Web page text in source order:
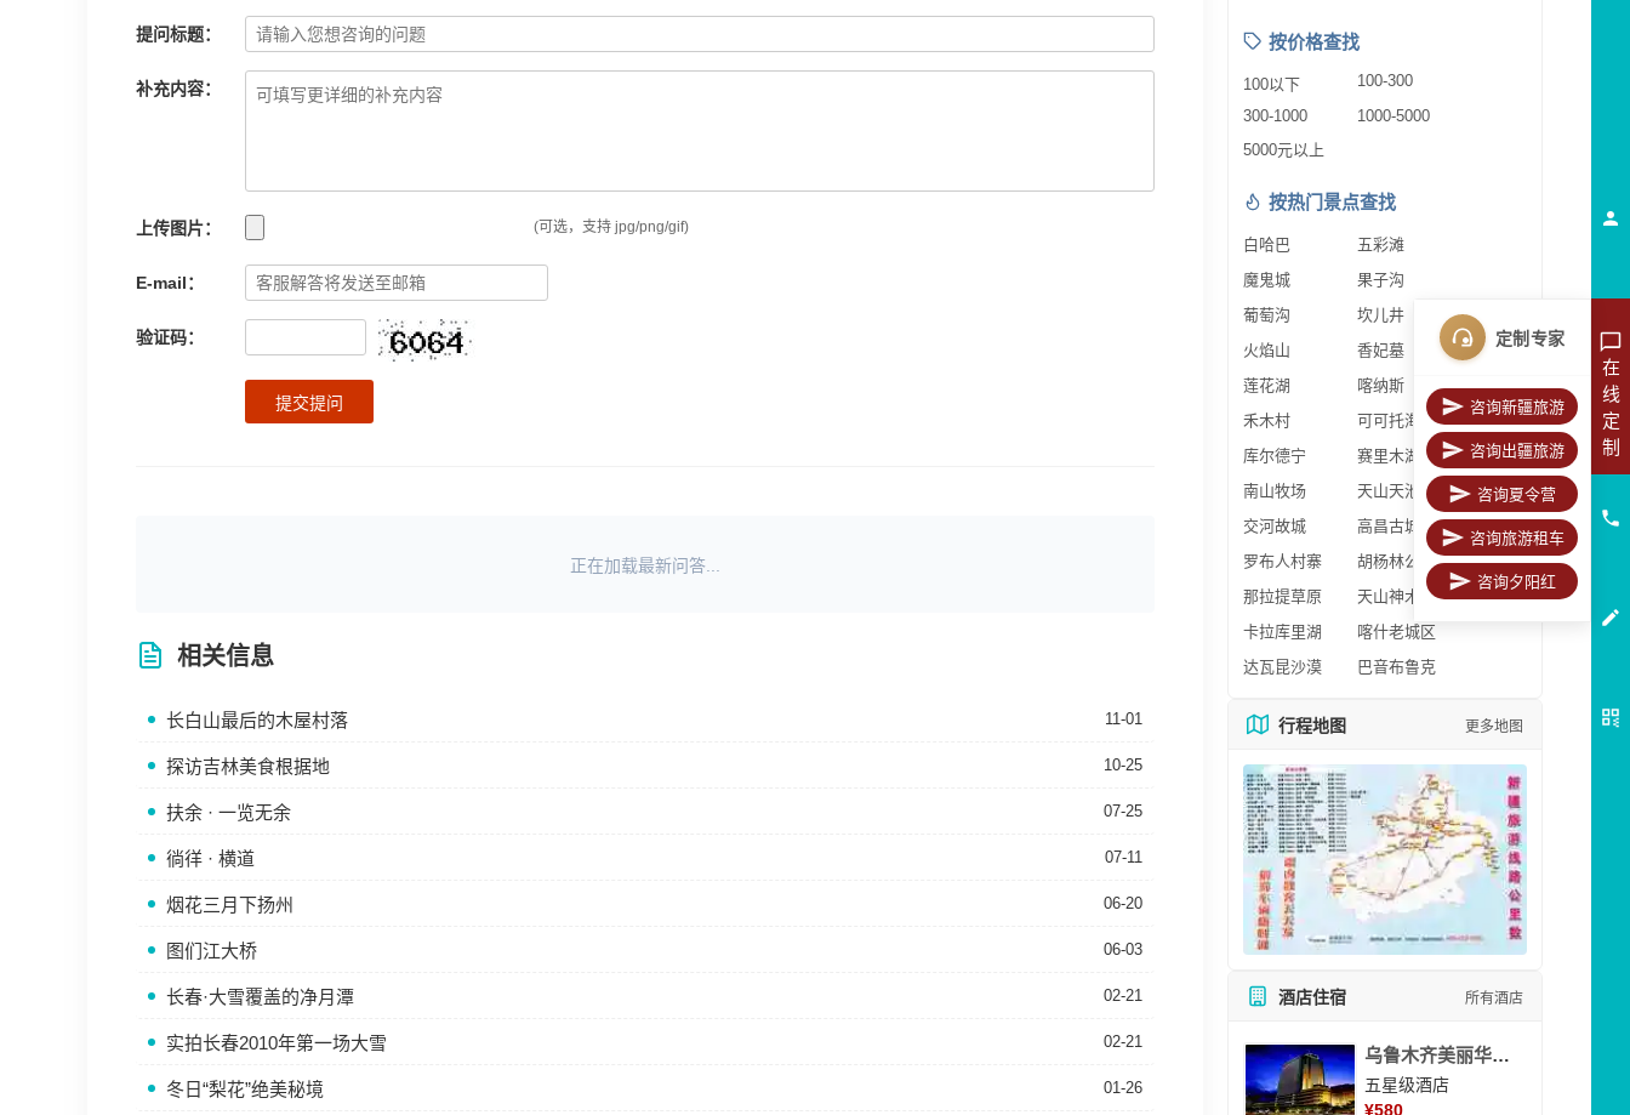
提问标题：
补充内容：
上传图片： (可选，支持 jpg/png/gif)
E-mail：
验证码：
提交提问
正在加载最新问答...
相关信息
长白山最后的木屋村落 11-01
探访吉林美食根据地 10-25
扶余 · 一览无余 07-25
徜徉 · 横道 07-11
烟花三月下扬州 06-20
图们江大桥 06-03
长春·大雪覆盖的净月潭 02-21
实拍长春2010年第一场大雪 02-21
冬日“梨花”绝美秘境 01-26
按价格查找
100以下
100-300
300-1000
1000-5000
5000元以上
按热门景点查找
白哈巴
五彩滩
魔鬼城
果子沟
葡萄沟
坎儿井
火焰山
香妃墓
莲花湖
喀纳斯
禾木村
可可托海
库尔德宁
赛里木湖
南山牧场
天山天池
交河故城
高昌古城
罗布人村寨
胡杨林公园
那拉提草原
天山神木园
卡拉库里湖
喀什老城区
达瓦昆沙漠
巴音布鲁克
行程地图 更多地图
酒店住宿 所有酒店
乌鲁木齐美丽华大酒
五星级酒店
¥580
在
线
定
制
定制专家
咨询新疆旅游
咨询出疆旅游
咨询夏令营
咨询旅游租车
咨询夕阳红